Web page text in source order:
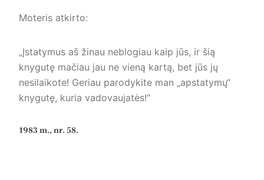
Moteris atkirto:
„Įstatymus aš žinau neblogiau kaip jūs, ir šią
knygutę mačiau jau ne vieną kartą, bet jūs jų
nesilaikote! Geriau parodykite man „apstatymų“
knygutę, kuria vadovaujatės!“
1983 m., nr. 58.